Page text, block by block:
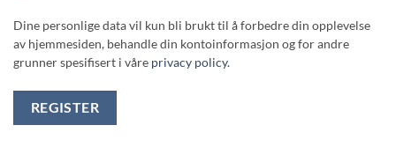
Dine personlige data vil kun bli brukt til å forbedre din opplevelse
av hjemmesiden, behandle din kontoinformasjon og for andre
grunner spesifisert i våre privacy policy.
REGISTER